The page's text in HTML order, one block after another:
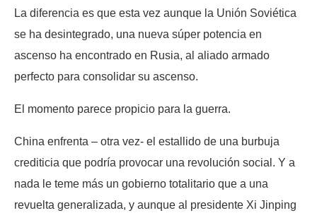
La diferencia es que esta vez aunque la Unión Soviética
se ha desintegrado, una nueva súper potencia en
ascenso ha encontrado en Rusia, al aliado armado
perfecto para consolidar su ascenso.
El momento parece propicio para la guerra.
China enfrenta – otra vez- el estallido de una burbuja
crediticia que podría provocar una revolución social. Y a
nada le teme más un gobierno totalitario que a una
revuelta generalizada, y aunque al presidente Xi Jinping